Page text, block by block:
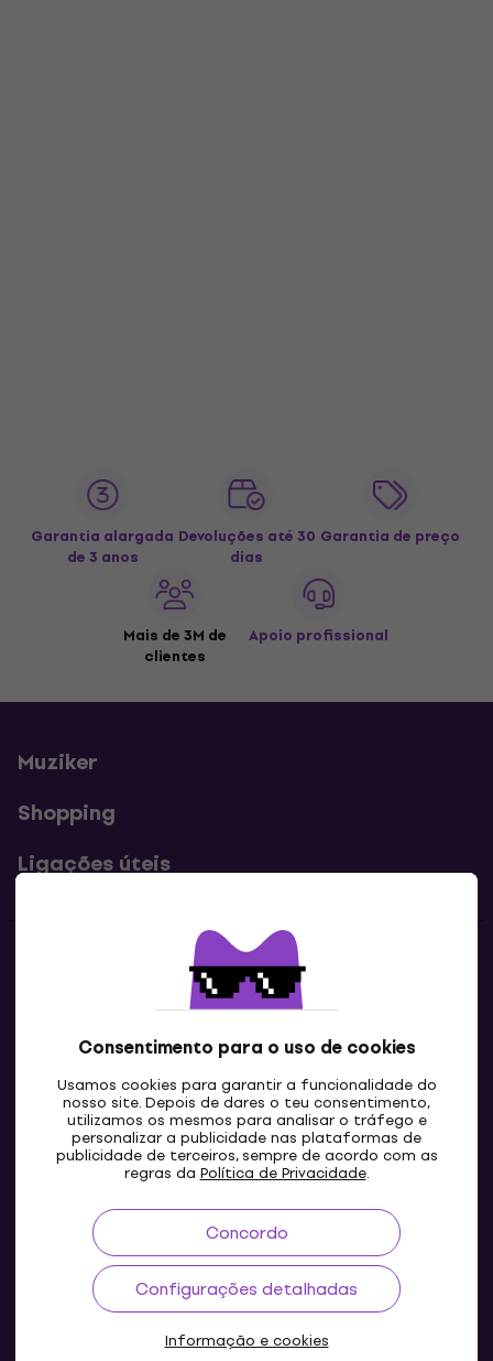
Consentimento para o uso de cookies
Usamos cookies para garantir a funcionalidade do
nosso site. Depois de dares o teu consentimento,
utilizamos os mesmos para analisar o tráfego e
personalizar a publicidade nas plataformas de
publicidade de terceiros, sempre de acordo com as
regras da Política de Privacidade.
Concordo
Configurações detalhadas
Informação e cookies
Garantia alargada
de 3 anos
Devoluções até 30
dias
Garantia de preço
Mais de 3M de
clientes
Apoio profissional
Muziker
Shopping
Ligações úteis
Contatos
Contacta-nos
PT